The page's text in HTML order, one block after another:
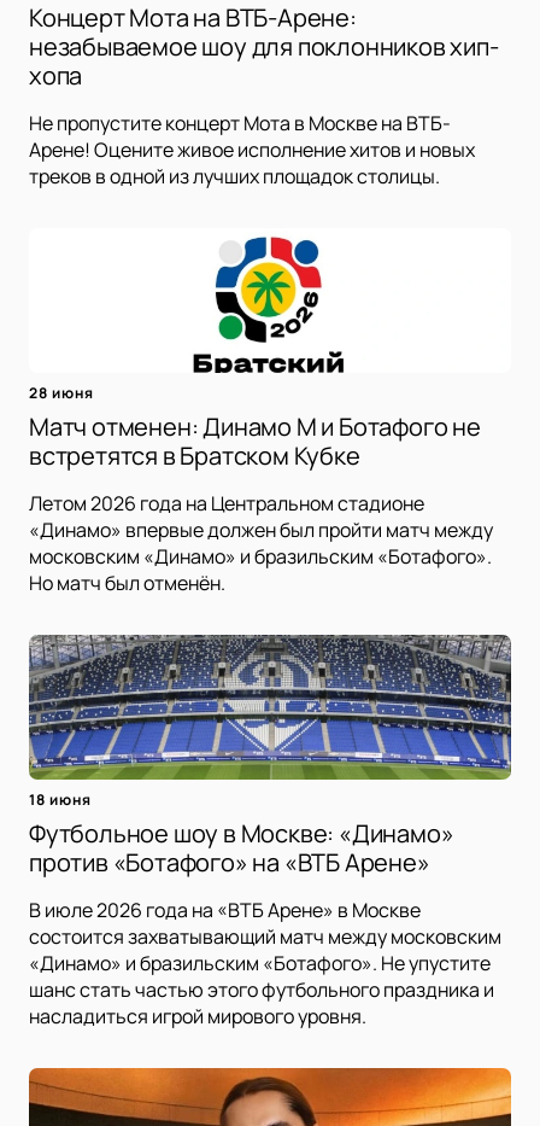
Концерт Мота на ВТБ-Арене:
незабываемое шоу для поклонников хип-
хопа
Не пропустите концерт Мота в Москве на ВТБ-
Арене! Оцените живое исполнение хитов и новых
треков в одной из лучших площадок столицы.
28 июня
Матч отменен: Динамо М и Ботафого не
встретятся в Братском Кубке
Летом 2026 года на Центральном стадионе
«Динамо» впервые должен был пройти матч между
московским «Динамо» и бразильским «Ботафого».
Но матч был отменён.
18 июня
Футбольное шоу в Москве: «Динамо»
против «Ботафого» на «ВТБ Арене»
В июле 2026 года на «ВТБ Арене» в Москве
состоится захватывающий матч между московским
«Динамо» и бразильским «Ботафого». Не упустите
шанс стать частью этого футбольного праздника и
насладиться игрой мирового уровня.